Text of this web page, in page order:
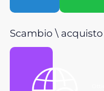
Scambio \